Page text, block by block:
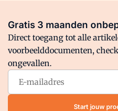
Facebook
Arbo is onderdeel van VMN
VMN media voor staat. Op
volgende regelingen van
Privacy en Cookie beleid|
Gratis 3 maanden
Direct toegang tot alle
voorbeelddocumenten,
ongevallen.
Start jouw